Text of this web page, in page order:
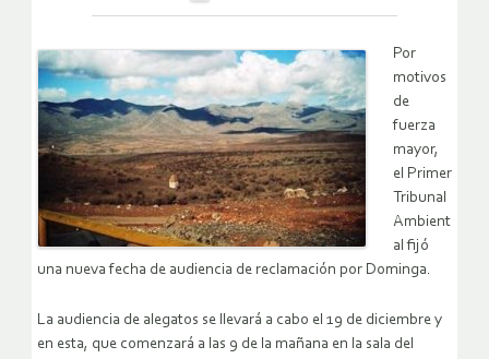
Por
motivos
de
fuerza
mayor,
el Primer
Tribunal
Ambient
al fijó
una nueva fecha de audiencia de reclamación por Dominga.
La audiencia de alegatos se llevará a cabo el 19 de diciembre y
en esta, que comenzará a las 9 de la mañana en la sala del